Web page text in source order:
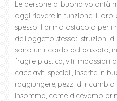
Le persone di buona volontà
oggi riavere in funzione il
spesso il primo ostacolo per i
dell’oggetto stesso: istruzioni
sono un ricordo del passato,
fragile plastica, viti impossibili
cacciaviti speciali, inserite in
raggiungere, pezzi di ricambio
Insomma, come dicevamo